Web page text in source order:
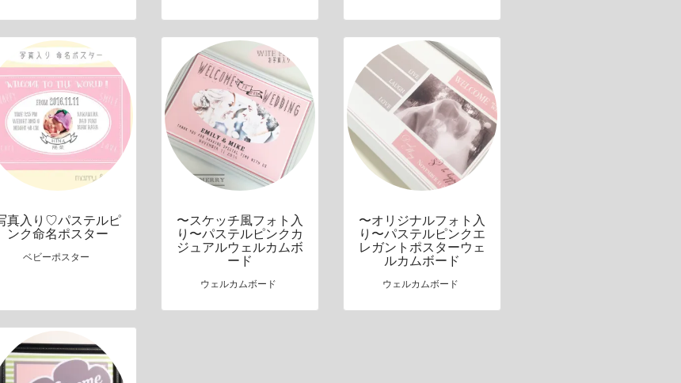
真入り♡パステルピ
ンク命名ポスター
ベビーポスター
〜スケッチ風フォト入
り〜パステルピンクカ
ジュアルウェルカムボ
ード
ウェルカムボード
〜オリジナルフォト入
り〜パステルピンクエ
レガントポスターウェ
ルカムボード
ウェルカムボード